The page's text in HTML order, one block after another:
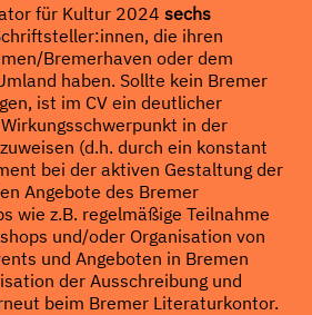
für Kultur 2024 sechs
die ihren
Bremerhaven oder dem
haben. Sollte kein Bremer
ist im CV ein deutlicher
in der
(d.h. durch ein konstant
bei der aktiven Gestaltung der
Angebote des Bremer
wie z.B. regelmäßige Teilnahme
und/oder Organisation von
und Angeboten in Bremen
der Ausschreibung und
beim Bremer Literaturkontor.